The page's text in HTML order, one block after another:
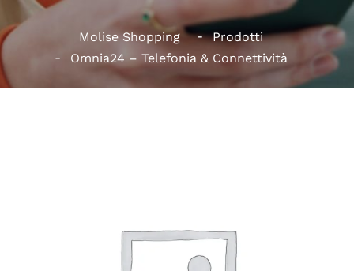
Molise Shopping
Prodotti
Omnia24 – Telefonia & Connettività